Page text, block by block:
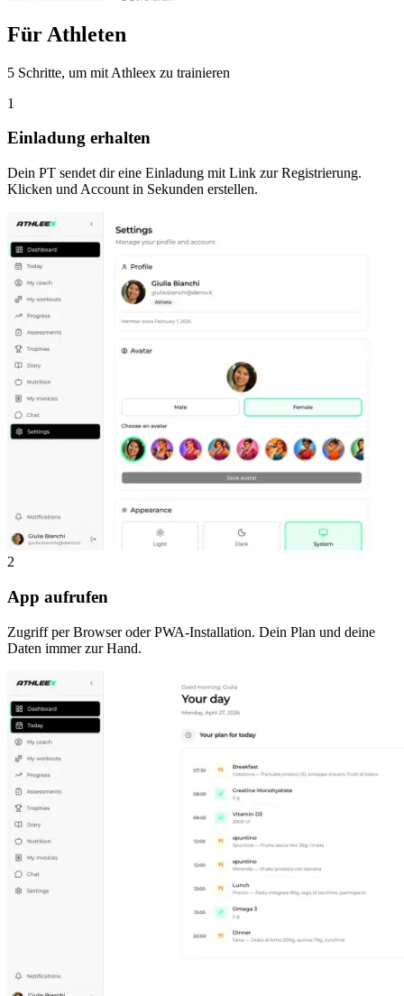
Für Athleten
5 Schritte, um mit Athleex zu trainieren
1
Einladung erhalten
Dein PT sendet dir eine Einladung mit Link zur Registrierung.
Klicken und Account in Sekunden erstellen.
2
App aufrufen
Zugriff per Browser oder PWA-Installation. Dein Plan und deine
Daten immer zur Hand.